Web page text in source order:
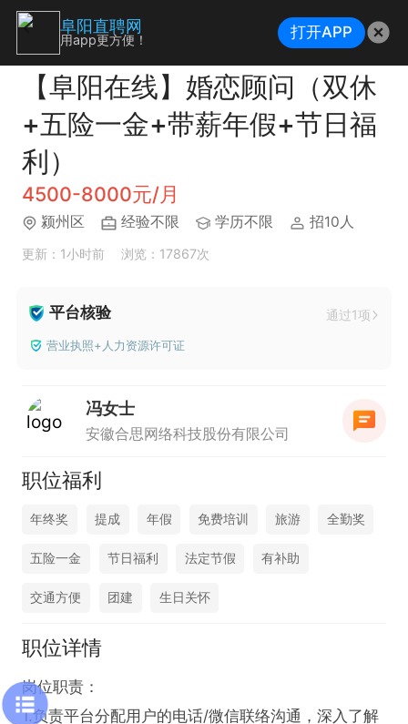
【阜阳在线】婚恋顾问（双休
+五险一金+带薪年假+节日福
利）
4500-8000元/月
颍州区 经验不限 学历不限 招10人
更新：1小时前 浏览：17867次
平台核验 通过1项
营业执照+人力资源许可证
冯女士
安徽合思网络科技股份有限公司
职位福利
年终奖 提成 年假 免费培训 旅游 全勤奖
五险一金 节日福利 法定节假 有补助
交通方便 团建 生日关怀
职位详情
岗位职责：
1.负责平台分配用户的电话/微信联络沟通，深入了解
阜阳直聘网
用app更方便！ 打开APP